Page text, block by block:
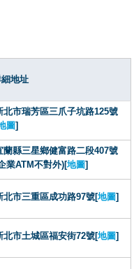
地址
北市瑞芳區三爪子坑路125號
圖]
蘭縣三星鄉健富路二段407號
業ATM不對外)[地圖]
北市三重區成功路97號[地圖]
北市土城區福安街72號[地圖]